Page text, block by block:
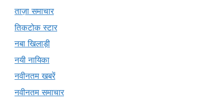
ताज़ा समाचार
तिकटोक स्टार
नबा खिलाड़ी
नयी नायिका
नवीनतम खबरें
नवीनतम समाचार